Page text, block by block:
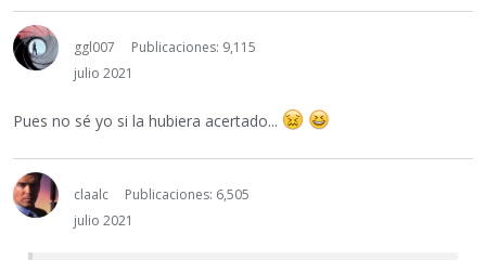
ggl007
Publicaciones: 9,115
julio 2021
Pues no sé yo si la hubiera acertado...
claalc
Publicaciones: 6,505
julio 2021